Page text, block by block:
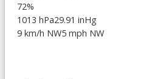
72%
1013 hPa29.91 inHg
9 km/h NW5 mph NW